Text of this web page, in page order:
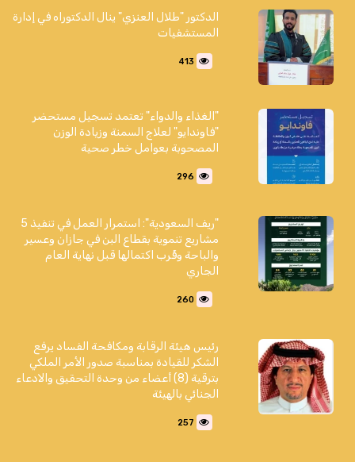
الدكتور "طلال العنزي" ينال الدكتوراه في إدارة
المستشفيات
413
"الغذاء والدواء" تعتمد تسجيل مستحضر
"فاوندايو" لعلاج السمنة وزيادة الوزن
المصحوبة بعوامل خطر صحية
296
"ريف السعودية": استمرار العمل في تنفيذ 5
مشاريع تنموية بقطاع البن في جازان وعسير
والباحة وقُرب اكتمالها قبل نهاية العام
الجاري
260
رئيس هيئة الرقابة ومكافحة الفساد يرفع
الشكر للقيادة بمناسبة صدور الأمر الملكي
بترقية (8) أعضاء من وحدة التحقيق والادعاء
الجنائي بالهيئة
257